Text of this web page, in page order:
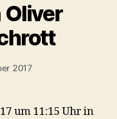
Oliver
2017
um 11:15 Uhr in